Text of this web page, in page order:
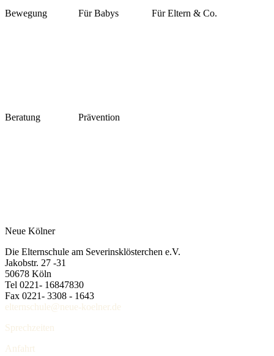
Bewegung Für Babys Für Eltern & Co.
Beratung Prävention
Neue Kölner
Die Elternschule am Severinsklösterchen e.V.
Jakobstr. 27 -31
50678 Köln
Tel 0221- 16847830
Fax 0221- 3308 - 1643
elternschule@neue-koelner.de
Sprechzeiten
Anfahrt